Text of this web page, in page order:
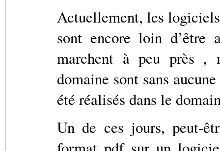
Actuellement, les
sont encore loin
marchent à peu près ,
domaine sont sans
été réalisés dans le
Un de ces jours, peut-